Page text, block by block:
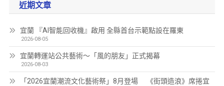
近期文章
宜蘭 『AI智能回收機』啟用 全縣首台示範點設在羅東
2026-08-05
宜蘭轉運站公共藝術～「風的朋友」正式揭幕
2026-08-03
「2026宜蘭潮流文化藝術祭」8月登場 《街頭造浪》席捲宜